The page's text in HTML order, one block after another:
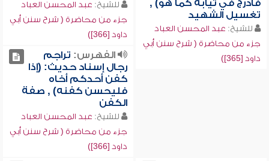
فأدرج في ثيابه كما هو) ,
تغسيل الشهيد
للشيخ: عبد المحسن العباد
جزء من محاضرة ( شرح سنن أبي
داود [365])
للشيخ: عبد المحسن العباد
جزء من محاضرة ( شرح سنن أبي
داود [366])
الفهرس: تراجم
رجال إسناد حديث: (إذا
كفن أحدكم أخاه
فليحسن كفنه) , صفة
الكفن
للشيخ: عبد المحسن العباد
جزء من محاضرة ( شرح سنن أبي
داود [366])